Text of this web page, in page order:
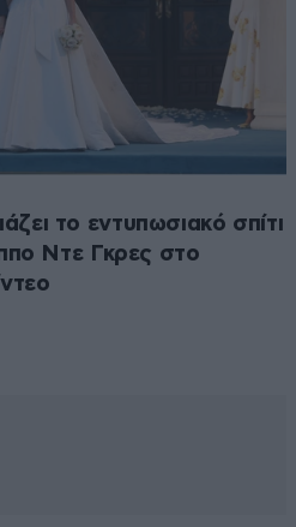
το εντυπωσιακό σπίτι
Ντε Γκρες στο